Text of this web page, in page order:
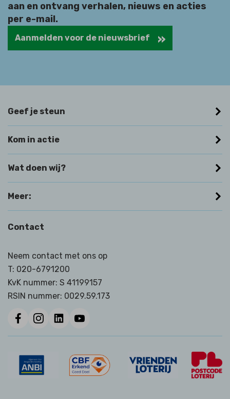
aan en ontvang verhalen, nieuws en acties
per e-mail.
Aanmelden voor de nieuwsbrief
Geef je steun
Kom in actie
Wat doen wij?
Meer:
Contact
Neem contact met ons op
T: 020-6791200
KvK nummer: S 41199157
RSIN nummer: 0029.59.173